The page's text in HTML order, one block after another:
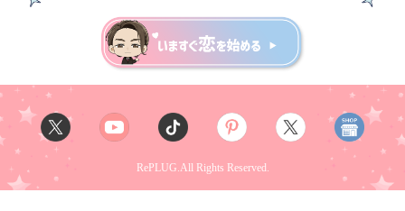
RePLUG.All Rights Reserved.